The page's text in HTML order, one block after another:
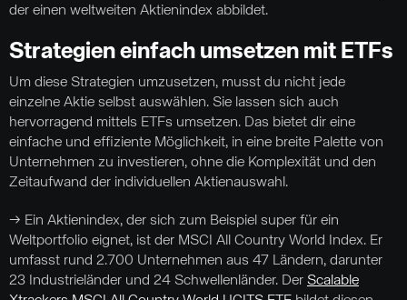
der einen weltweiten Aktienindex abbildet.
Strategien einfach umsetzen mit ETFs
Um diese Strategien umzusetzen, musst du nicht jede
einzelne Aktie selbst auswählen. Sie lassen sich auch
hervorragend mittels ETFs umsetzen. Das bietet dir eine
einfache und effiziente Möglichkeit, in eine breite Palette von
Unternehmen zu investieren, ohne die Komplexität und den
Zeitaufwand der individuellen Aktienauswahl.
→ Ein Aktienindex, der sich zum Beispiel super für ein
Weltportfolio eignet, ist der MSCI All Country World Index. Er
umfasst rund 2.700 Unternehmen aus 47 Ländern, darunter
23 Industrieländer und 24 Schwellenländer. Der Scalable